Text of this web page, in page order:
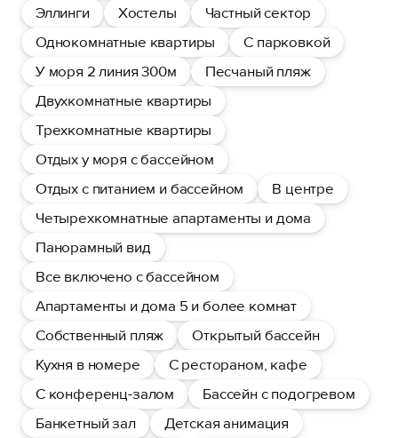
Эллинги
Хостелы
Частный сектор
Однокомнатные квартиры
С парковкой
У моря 2 линия 300м
Песчаный пляж
Двухкомнатные квартиры
Трехкомнатные квартиры
Отдых у моря с бассейном
Отдых с питанием и бассейном
В центре
Четырехкомнатные апартаменты и дома
Панорамный вид
Все включено с бассейном
Апартаменты и дома 5 и более комнат
Собственный пляж
Открытый бассейн
Кухня в номере
С рестораном, кафе
С конференц-залом
Бассейн с подогревом
Банкетный зал
Детская анимация